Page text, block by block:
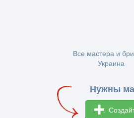
Все мастера и
Украина
Нужны